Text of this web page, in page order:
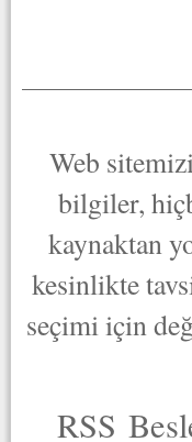
Web
bilgiler,
kaynaktan
kesinlikte
seçimi için
RSS